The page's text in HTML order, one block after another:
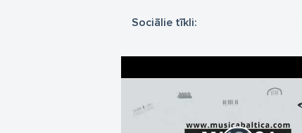
Sociālie tīkli: